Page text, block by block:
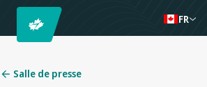
FR
Salle de presse